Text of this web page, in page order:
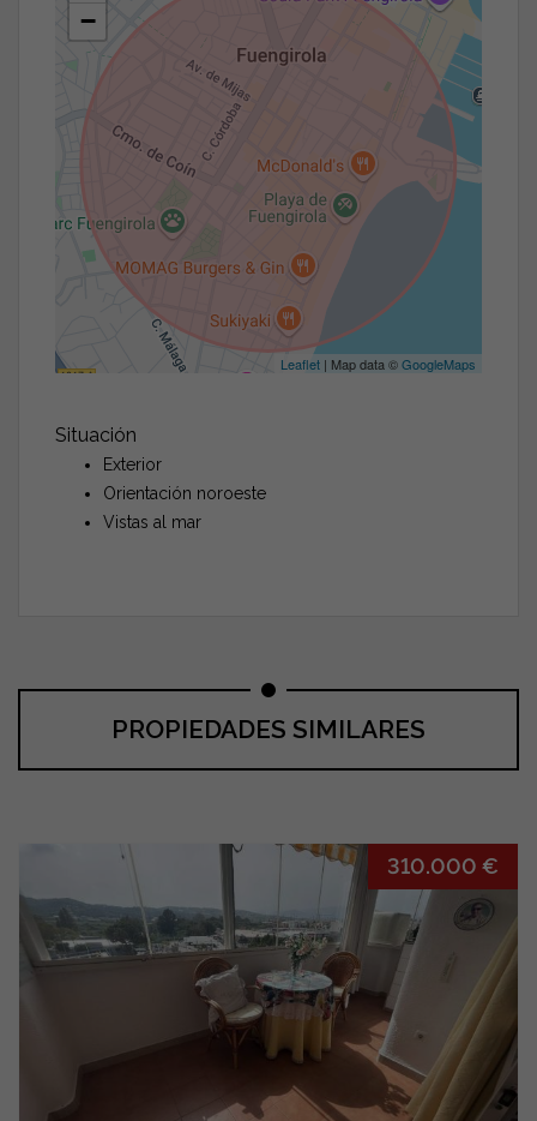
−
Leaflet | Map data ©GoogleMaps
Situación
Exterior
Orientación noroeste
Vistas al mar
PROPIEDADES SIMILARES
310.000 €